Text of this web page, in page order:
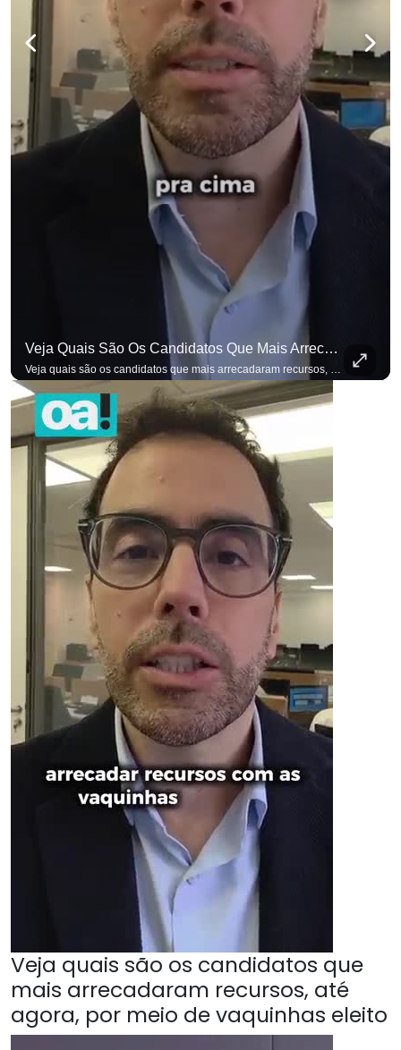
Veja Quais São Os Candidatos Que Mais Arrecadaram Recursos, Até Agora, Por Meio De Vaquinhas Eleito
Veja quais são os candidatos que mais arrecadaram recursos, até agora, por meio de vaquinhas eleitorais. #OAntagonista Se você busca informação com credibilidade, inscreva-se agora e ative o
Veja quais são os candidatos que
mais arrecadaram recursos, até
agora, por meio de vaquinhas eleito